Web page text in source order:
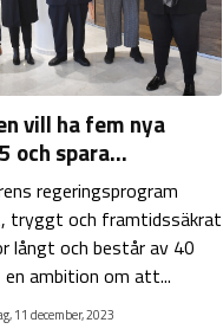
vill ha fem nya
och spara...
regeringsprogram
tryggt och framtidssäkrat
långt och består av 40
ambition om att...
11 december, 2023